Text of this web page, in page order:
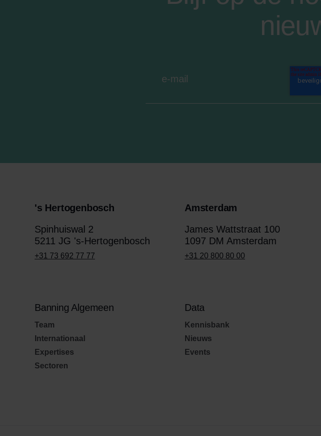
's Hertogenbosch
Spinhuiswal 2
5211 JG 's-Hertogenbosch
+31 73 692 77 77
Amsterdam
James Wattstraat 100
1097 DM Amsterdam
+31 20 800 80 00
Banning Algemeen
Team
Internationaal
Expertises
Sectoren
Data
Kennisbank
Nieuws
Events